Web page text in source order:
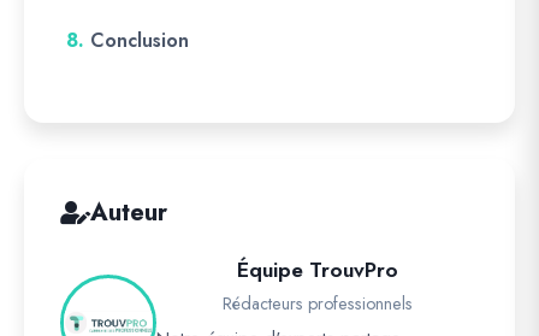
8. Conclusion
Auteur
Équipe TrouvPro
Rédacteurs professionnels